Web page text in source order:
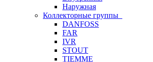
Наружная
Коллекторные группы
DANFOSS
FAR
IVR
STOUT
TIEMME